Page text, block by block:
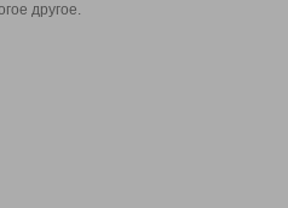
другое.